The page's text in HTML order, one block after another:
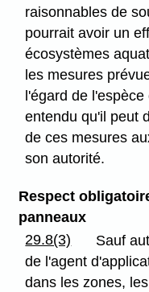
raisonnables de
pourrait avoir un
écosystèmes
les mesures
l'égard de
entendu qu'il peut
de ces mesures
son autorité.
Respect
panneaux
29.8(3)
Sauf
de l'agent
dans les zones,